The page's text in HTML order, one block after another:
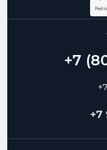
доставка,
Частые +7